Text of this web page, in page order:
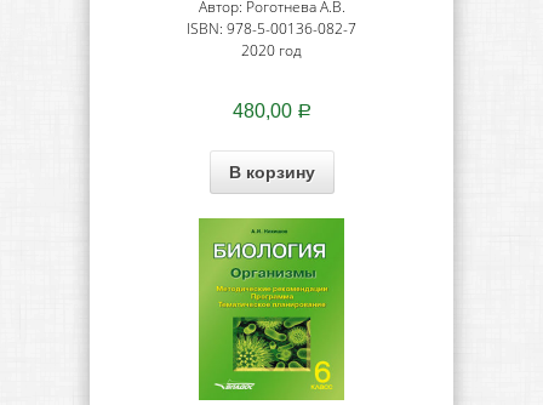
Автор: Роготнева А.В.
ISBN: 978-5-00136-082-7
2020 год
480,00 Р
В корзину